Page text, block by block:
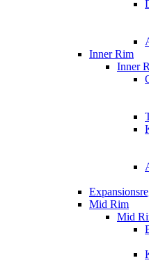
Inner Rim
Inner
Mid Rim
Mid